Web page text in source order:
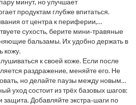
– если кожа склонна к жирному
минут, но улучшает
продуктам глубже впитаться.
от центра к периферии,
или роллер.
сухость, берите мини‑травяные
бальзамы. Их удобно держать в
кожу.
к своей коже. Если после
раздражение, меняйте его. Не
но делайте паузы между новыми
как реагирует кожа.
уход состоит из трёх базовых шагов:
защита. Добавляйте экстра‑шаги по